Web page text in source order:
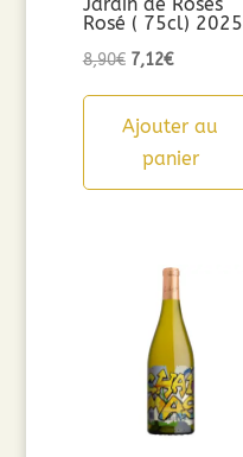
Rosé ( 75cl) 2025
8,90€ Le
initial
était :
7,12€Le
actuel
est :
Ajouter au
panier